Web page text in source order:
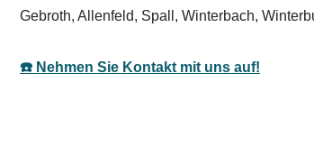
Gebroth, Allenfeld, Spall, Winterbach,
☎️ Nehmen Sie Kontakt mit uns auf!